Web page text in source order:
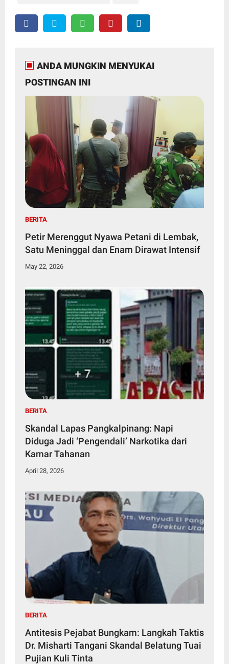
ANDA MUNGKIN MENYUKAI
POSTINGAN INI
BERITA
Petir Merenggut Nyawa Petani di Lembak,
Satu Meninggal dan Enam Dirawat Intensif
May 22, 2026
BERITA
Skandal Lapas Pangkalpinang: Napi
Diduga Jadi ‘Pengendali’ Narkotika dari
Kamar Tahanan
April 28, 2026
BERITA
Antitesis Pejabat Bungkam: Langkah Taktis
Dr. Misharti Tangani Skandal Belatung Tuai
Pujian Kuli Tinta